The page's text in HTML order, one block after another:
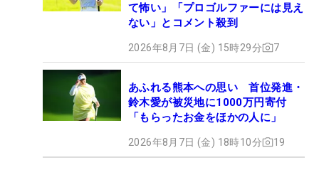
て怖い」「プロゴルファーには見え
ない」とコメント殺到
2026年8月7日 (金) 15時29分 7
あふれる熊本への思い 首位発進・
鈴木愛が被災地に1000万円寄付
「もらったお金をほかの人に」
2026年8月7日 (金) 18時10分 19